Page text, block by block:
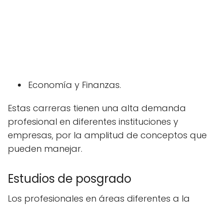
Economía y Finanzas.
Estas carreras tienen una alta demanda
profesional en diferentes instituciones y
empresas, por la amplitud de conceptos que
pueden manejar.
Estudios de posgrado
Los profesionales en áreas diferentes a la